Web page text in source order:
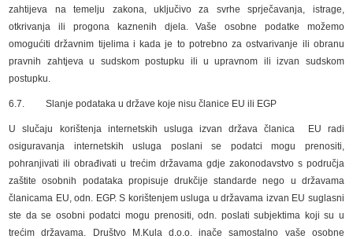
zahtijeva na temelju zakona, uključivo za svrhe sprječavanja, istrage,
otkrivanja ili progona kaznenih djela. Vaše osobne podatke možemo
omogućiti državnim tijelima i kada je to potrebno za ostvarivanje ili obranu
pravnih zahtjeva u sudskom postupku ili u upravnom ili izvan sudskom
postupku.
6.7. Slanje podataka u države koje nisu članice EU ili EGP
U slučaju korištenja internetskih usluga izvan država članica EU radi
osiguravanja internetskih usluga poslani se podatci mogu prenositi,
pohranjivati ili obrađivati u trećim državama gdje zakonodavstvo s područja
zaštite osobnih podataka propisuje drukčije standarde nego u državama
članicama EU, odn. EGP. S korištenjem usluga u državama izvan EU suglasni
ste da se osobni podatci mogu prenositi, odn. poslati subjektima koji su u
trećim državama. Društvo M.Kula d.o.o. inače samostalno vaše osobne